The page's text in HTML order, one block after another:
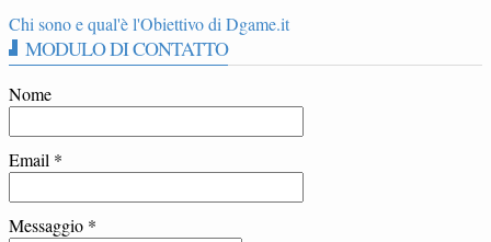
Chi sono e qual'è l'Obiettivo di Dgame.it
MODULO DI CONTATTO
Nome
Email *
Messaggio *